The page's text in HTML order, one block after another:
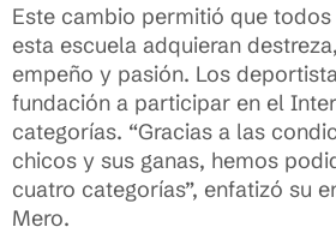
Este cambio permitió que
esta escuela adquieran
empeño y pasión. Los
fundación a participar en el
categorías. “Gracias a las
chicos y sus ganas, hemos
cuatro categorías”, enfatizó su
Mero.